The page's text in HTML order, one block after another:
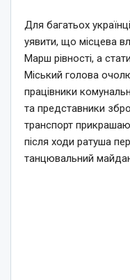
Для багатьох
уявити, що місцева
Марш рівності, а
Міський голова
працівники
та представники
транспорт
після ходи ратуша
танцювальний